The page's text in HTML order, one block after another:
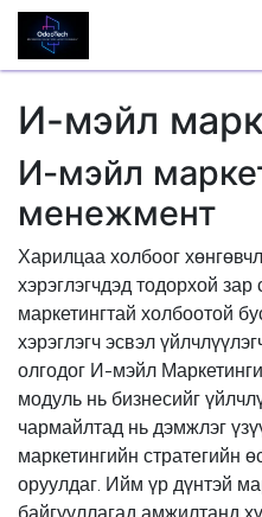
И-мэйл
И-мэйл
менежмент
Харилцаа холбоог
хэрэглэгчдэд тодорхой зар
маркетингтай холбоотой
хэрэглэгч эсвэл
олгодог И-мэйл
модуль нь бизнесийг
чармайлтад нь дэмжлэг
маркетингийн стратегийн
оруулдаг. Ийм үр дүнтэй